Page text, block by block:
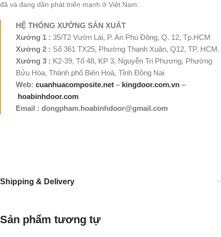
đã và đang dần phát triển mạnh ở Việt Nam.
HỆ THỐNG XƯỞNG SẢN XUẤT
Xưởng 1 : 35/T2 Vườn Lài, P. An Phú Đông, Q. 12, Tp.HCM
Xưởng 2 : Số 361 TX25, Phường Thạnh Xuân, Q12, TP. HCM.
Xưởng 3 : K2-39, Tổ 48, KP 3, Nguyễn Tri Phương, Phường
Bửu Hòa, Thành phố Biên Hoà, Tỉnh Đồng Nai
Web: cuanhuacomposite.net – kingdoor.com.vn –
hoabinhdoor.com
Email : dongpham.hoabinhdoor@gmail.com
Shipping & Delivery
Sản phẩm tương tự